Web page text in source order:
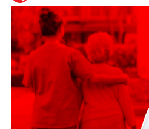
Telegram
Facebook
Twitter